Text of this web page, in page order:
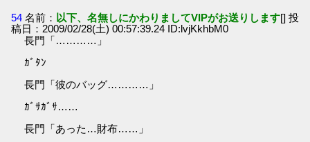
54 名前： 以下、名無しにかわりましてVIPがお送りします[] 投
稿日：2009/02/28(土) 00:57:39.24 ID:lvjKkhbM0
長門「…………」
ｶﾞﾀﾝ
長門「彼のバッグ…………」
ｶﾞｻｶﾞｻ……
長門「あった…財布……」